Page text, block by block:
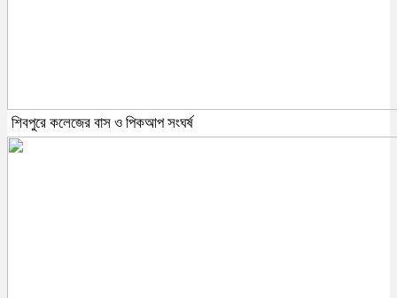
শিবপুরে কলেজের বাস ও পিকআপ সংঘর্ষ